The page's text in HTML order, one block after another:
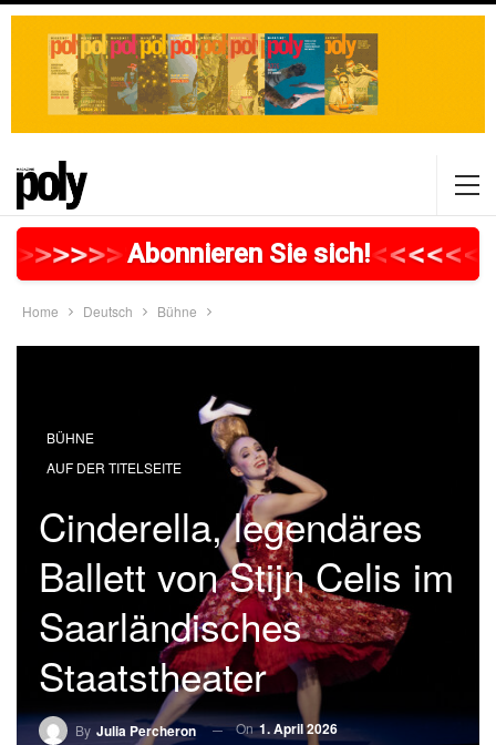
>>>>>>>>>>>>>>>>>
Abonnieren Sie sich!<<<<<<
Home Deutsch Bühne
BÜHNE
AUF DER TITELSEITE
Cinderella, legendäres
Ballett von Stijn Celis im
Saarländisches
Staatstheater
By Julia Percheron On1. April 2026